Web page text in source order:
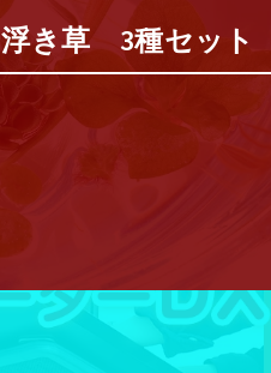
浮き草 3種セット